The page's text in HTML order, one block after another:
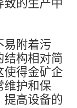
附着污
构相对简
得金矿企
维护和保
高设备的